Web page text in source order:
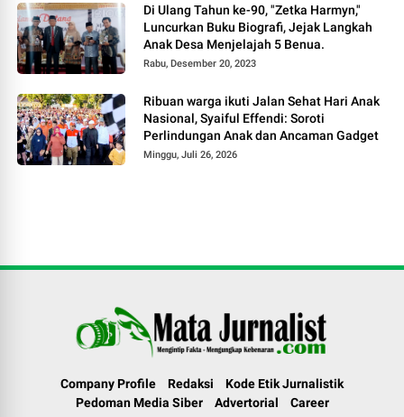
Di Ulang Tahun ke-90, "Zetka Harmyn,"
Luncurkan Buku Biografi, Jejak Langkah
Anak Desa Menjelajah 5 Benua.
Rabu, Desember 20, 2023
Ribuan warga ikuti Jalan Sehat Hari Anak
Nasional, Syaiful Effendi: Soroti
Perlindungan Anak dan Ancaman Gadget
Minggu, Juli 26, 2026
Company Profile Redaksi
Kode Etik Jurnalistik
Pedoman Media Siber
Advertorial Career